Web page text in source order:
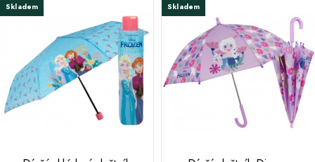
Skladem Skladem